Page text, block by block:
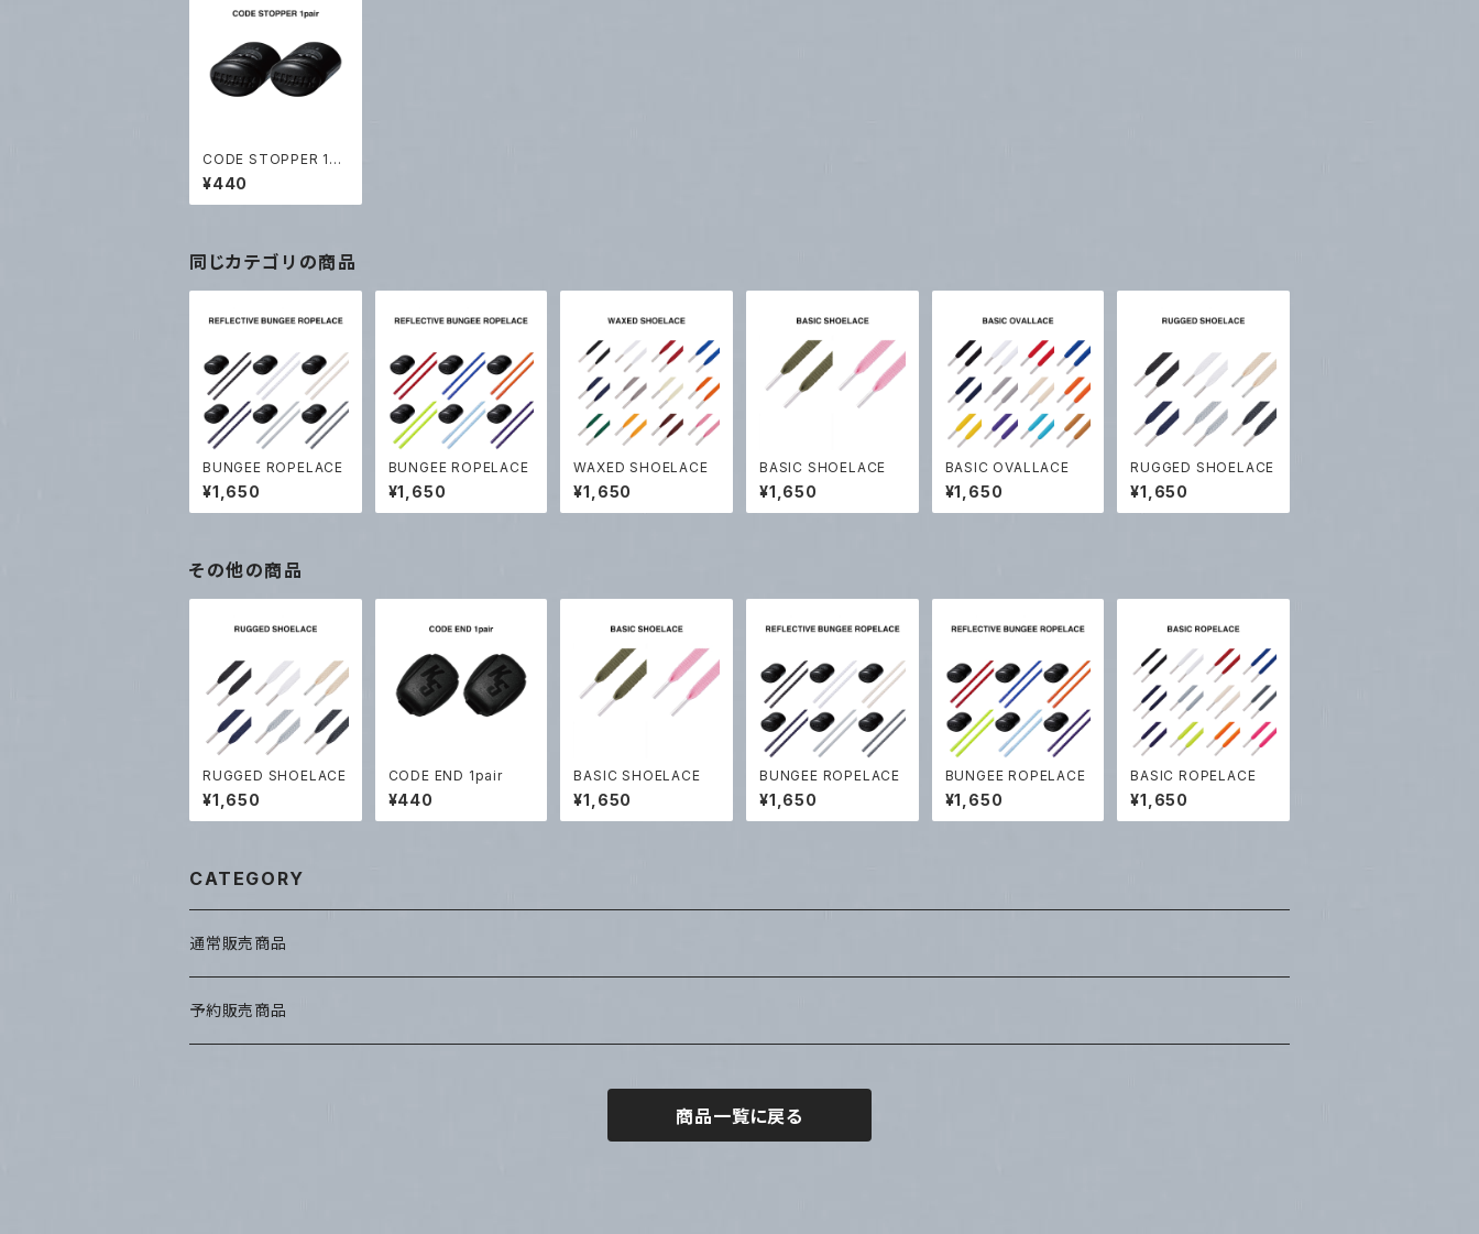
CODE STOPPER 1pa
ir
¥440
同じカテゴリの商品
BUNGEE ROPELACE
¥1,650
BUNGEE ROPELACE
¥1,650
WAXED SHOELACE
¥1,650
BASIC SHOELACE
¥1,650
BASIC OVALLACE
¥1,650
RUGGED SHOELACE
¥1,650
その他の商品
RUGGED SHOELACE
¥1,650
CODE END 1pair
¥440
BASIC SHOELACE
¥1,650
BUNGEE ROPELACE
¥1,650
BUNGEE ROPELACE
¥1,650
BASIC ROPELACE
¥1,650
CATEGORY
通常販売商品
予約販売商品
商品一覧に戻る